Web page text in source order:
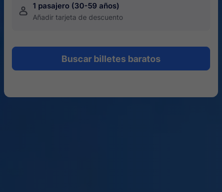
󱍂 1 pasajero (30-59 años)
Añadir tarjeta de descuento
Buscar billetes baratos